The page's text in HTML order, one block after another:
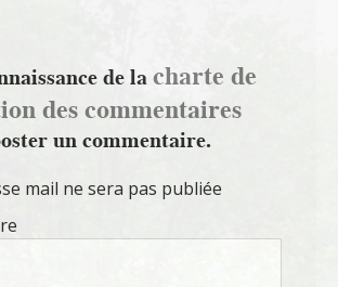
de lacharte de
des commentaires
un commentaire.
mail ne sera pas publiée